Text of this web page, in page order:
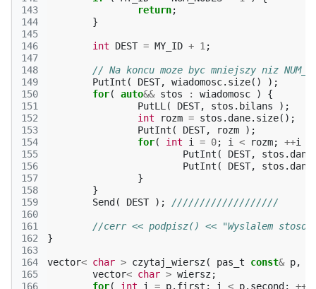
143
144
145
146
147
148
149
150
151
152
153
154
155
156
157
158
159
160
161
162
163
164
165
166
return;
}
int DEST = MY_ID + 1 ;
// Na koncu moze byc mniejszy niz
PutInt ( DEST, wiadomosc. size()
);
for( auto&& stos : wiadomosc )
{
PutLL ( DEST, stos . bilans
);
int
rozm = stos . dane. size();
PutInt ( DEST, rozm
);
for( int i = 0; i < rozm; ++i
PutInt ( DEST, stos . dane
PutInt ( DEST, stos . dane
}
}
Send ( DEST ); ///////////////////
//cerr << podpisz() << "Wyslalem
}
vector< char > czytaj_wiersz( pas_t const& p,
vector< char > wiersz;
for( int i = p. first ; i < p. second ; ++